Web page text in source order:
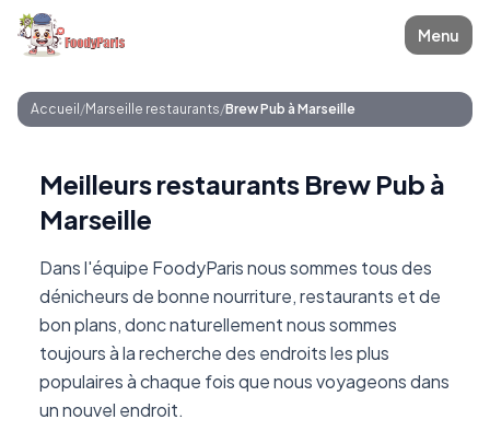
Menu
Accueil /Marseille restaurants/Brew Pub à Marseille
Meilleurs restaurants Brew Pub à
Marseille
Dans l'équipe FoodyParis nous sommes tous des
dénicheurs de bonne nourriture, restaurants et de
bon plans, donc naturellement nous sommes
toujours à la recherche des endroits les plus
populaires à chaque fois que nous voyageons dans
un nouvel endroit.